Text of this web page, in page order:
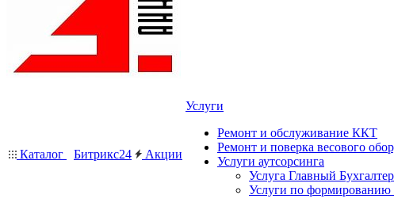
Каталог Битрикс24 Акции
Услуги
Ремонт и обслуживание ККТ
Ремонт и поверка весового
Услуги аутсорсинга
Услуга Главный Бухгалтер
Услуги по